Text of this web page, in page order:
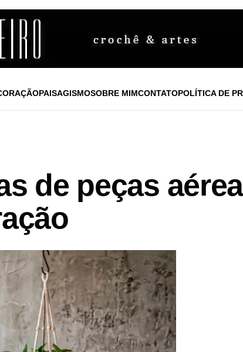
PAISAGISMOSOBRE MIMCONTATOPOLÍTICA DE
de peças